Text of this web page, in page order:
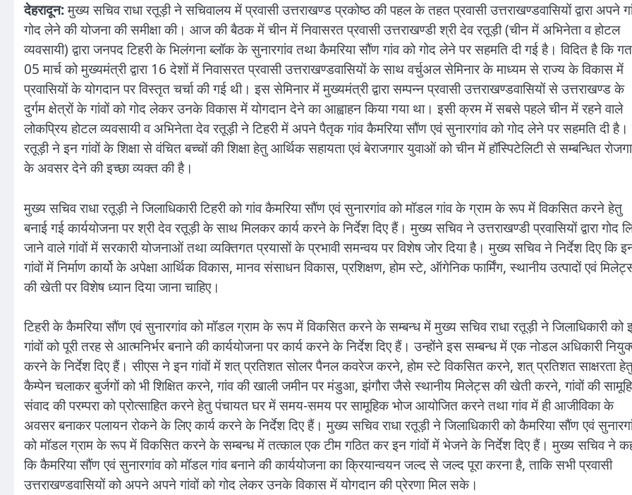
देहरादून:मुख्य सचिव राधा रतूड़ी ने सचिवालय में प्रवासी उत्तराखण्ड प्रकोष्ठ की पहल के तहत प्रवासी उत्तराखण्डवासियों द्वारा अपने
गोद लेने की योजना की समीक्षा की। आज की बैठक में चीन में निवासरत प्रवासी उत्तराखण्डी श्री देव रतूड़ी (चीन में अभिनेता व होटल
व्यवसायी) द्वारा जनपद टिहरी के भिलंगना ब्लॉक के सुनारगांव तथा कैमरिया सौंण गांव को गोद लेने पर सहमति दी गई है। विदित है कि गत
05 मार्च को मुख्यमंत्री द्वारा 16 देशों में निवासरत प्रवासी उत्तराखण्डवासियों के साथ वर्चुअल सेमिनार के माध्यम से राज्य के विकास में
प्रवासियों के योगदान पर विस्तृत चर्चा की गई थी। इस सेमिनार में मुख्यमंत्री द्वारा सम्पन्न प्रवासी उत्तराखण्डवासियों से उत्तराखण्ड के
दुर्गम क्षेत्रों के गांवों को गोद लेकर उनके विकास में योगदान देने का आह्वाहन किया गया था। इसी क्रम में सबसे पहले चीन में रहने वाले
लोकप्रिय होटल व्यवसायी व अभिनेता देव रतूड़ी ने टिहरी में अपने पैतृक गांव कैमरिया सौंण एवं सुनारगांव को गोद लेने पर सहमति दी
रतूड़ी ने इन गांवों के शिक्षा से वंचित बच्चों की शिक्षा हेतु आर्थिक सहायता एवं बेराजगार युवाओं को चीन में हॉस्पिटेलिटी से सम्बन्धित
के अवसर देने की इच्छा व्यक्त की है।
मुख्य सचिव राधा रतूड़ी ने जिलाधिकारी टिहरी को गांव कैमरिया सौंण एवं सुनारगांव को मॉडल गांव के ग्राम के रूप में विकसित करने हेतु
बनाई गई कार्ययोजना पर श्री देव रतूड़ी के साथ मिलकर कार्य करने के निर्देश दिए हैं। मुख्य सचिव ने उत्तराखण्डी प्रवासियों द्वारा गोद
जाने वाले गांवों में सरकारी योजनाओं तथा व्यक्तिगत प्रयासों के प्रभावी समन्वय पर विशेष जोर दिया है। मुख्य सचिव ने निर्देश दिए कि
गांवों में निर्माण कार्यो के अपेक्षा आर्थिक विकास, मानव संसाधन विकास, प्रशिक्षण, होम स्टे, ऑगेनिक फार्मिंग, स्थानीय उत्पादों एवं
की खेती पर विशेष ध्यान दिया जाना चाहिए।
टिहरी के कैमरिया सौंण एवं सुनारगांव को मॉडल ग्राम के रूप में विकसित करने के सम्बन्ध में मुख्य सचिव राधा रतूड़ी ने जिलाधिकारी को
गांवों को पूरी तरह से आत्मनिर्भर बनाने की कार्ययोजना पर कार्य करने के निर्देश दिए हैं। उन्होंने इस सम्बन्ध में एक नोडल अधिकारी
करने के निर्देश दिए हैं। सीएस ने इन गांवों में शत् प्रतिशत सोलर पैनल कवरेज करने, होम स्टे विकसित करने, शत् प्रतिशत साक्षरता
कैम्पेन चलाकर बुर्जगों को भी शिक्षित करने, गांव की खाली जमीन पर मंडुआ, झंगौरा जैसे स्थानीय मिलेट्स की खेती करने, गांवों की
संवाद की परम्परा को प्रोत्साहित करने हेतु पंचायत घर में समय-समय पर सामूहिक भोज आयोजित करने तथा गांव में ही आजीविका के
अवसर बनाकर पलायन रोकने के लिए कार्य करने के निर्देश दिए हैं। मुख्य सचिव राधा रतूड़ी ने जिलाधिकारी को कैमरिया सौंण एवं
को मॉडल ग्राम के रूप में विकसित करने के सम्बन्ध में तत्काल एक टीम गठित कर इन गांवों में भेजने के निर्देश दिए हैं। मुख्य सचिव ने
कि कैमरिया सौंण एवं सुनारगांव को मॉडल गांव बनाने की कार्ययोजना का क्रियान्वयन जल्द से जल्द पूरा करना है, ताकि सभी प्रवासी
उत्तराखण्डवासियों को अपने अपने गांवों को गोद लेकर उनके विकास में योगदान की प्रेरणा मिल सके।